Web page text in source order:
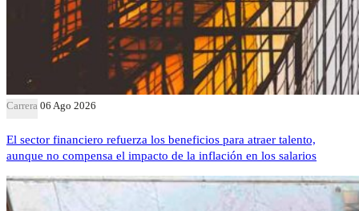
Carrera 06 Ago 2026
El sector financiero refuerza los beneficios para atraer talento,
aunque no compensa el impacto de la inflación en los salarios